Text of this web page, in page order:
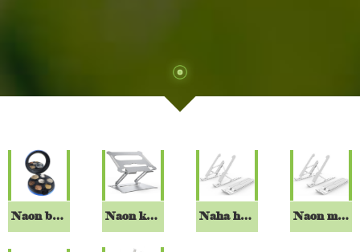
Naon bahan anu aya pikeun dompét koin? Naon kaunggulan laptop aluminium nangtung sareng laptop palapis nangtung? Naha henteu kunanaon pikeun nempatkeun laptop dina nangtung? Naon mangpaatna nganggo stand laptop plastik?